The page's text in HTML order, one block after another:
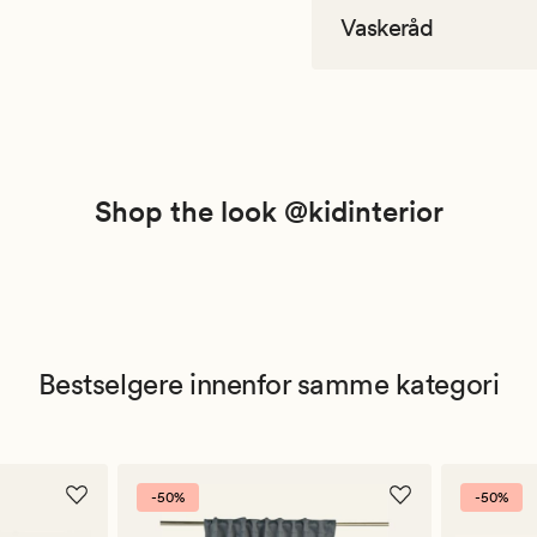
Vaskeråd
Shop the look @kidinterior
Bestselgere innenfor samme kategori
-50% -50%